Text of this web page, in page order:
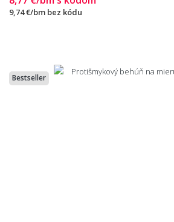
9,74 €/bm bez kódu
Bestseller